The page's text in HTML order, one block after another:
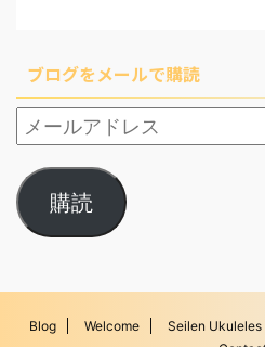
ブログをメールで購読
購読
Blog Welcome Seilen Ukuleles